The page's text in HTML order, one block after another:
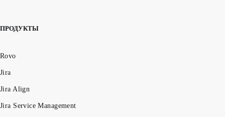
ПРОДУКТЫ
Rovo
Jira
Jira Align
Jira Service Management